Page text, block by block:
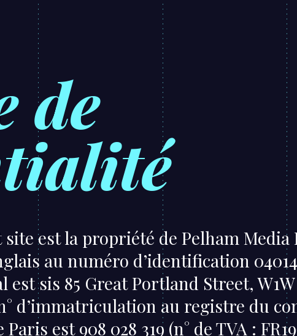
de
est la propriété de Pelham Media
au numéro d’identification
est sis 85 Great Portland Street,
d’immatriculation au registre du
est 908 028 319 (n° de TVA :